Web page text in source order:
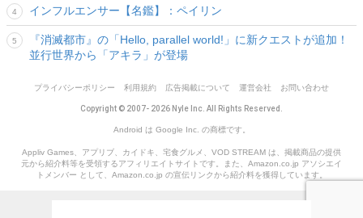
インフルエンサー【名鑑】：ペイリン
『消滅都市』の「Hello, parallel world!」に新クエストが追加！
並行世界から「アキラ」が登場
プライバシーポリシー 利用規約 広告掲載について 運営会社 お問い合わせ
Copyright © 2007- 2026 Nyle Inc. All Rights Reserved.
Android は Google Inc. の商標です。
Appliv Games、アプリブ、カイドキ、宅食グルメ、VOD STREAM は、掲載商品の提供
元から紹介料等を受領するアフィリエイトサイトです。また、Amazon.co.jp アソシエイ
トメンバー として、Amazon.co.jp の宣伝リンクから紹介料を獲得しています。